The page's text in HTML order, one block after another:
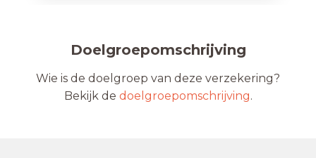
Doelgroepomschrijving
Wie is de doelgroep van deze verzekering?
Bekijk de doelgroepomschrijving.